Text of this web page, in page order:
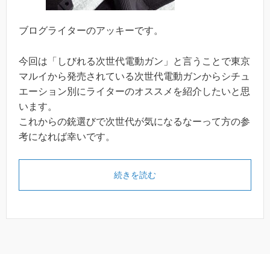
ブログライターのアッキーです。
今回は「しびれる次世代電動ガン」と言うことで東京
マルイから発売されている次世代電動ガンからシチュ
エーション別にライターのオススメを紹介したいと思
います。
これからの銃選びで次世代が気になるなーって方の参
考になれば幸いです。
続きを読む